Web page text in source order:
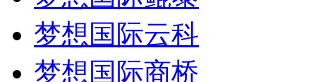
梦想国际云科
梦想国际商桥